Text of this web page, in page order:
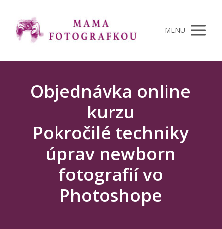
MENU
Objednávka online
kurzu
Pokročilé techniky
úprav newborn
fotografií vo
Photoshope